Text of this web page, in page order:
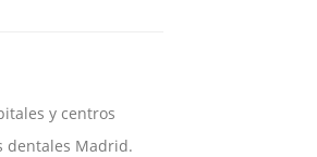
y centros
dentales Madrid.